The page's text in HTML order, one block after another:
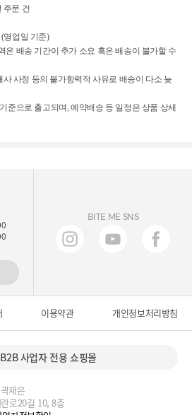
주문 건
(영업일 기준)
은 배송 기간이 추가 소요 혹은 배송이 불가할 수
사정 등의 불가항력적 사유로 배송이 다소 늦
준으로 출고되며, 예약배송 등 일정은 상품 상세
BITE ME SNS
이용약관 개인정보처리방침
사업자 전용 쇼핑몰
재은
로20길 10, 8층